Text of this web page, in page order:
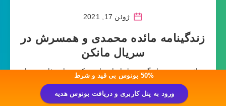
ژوئن 17, 2021
زندگینامه مائده محمدی و همسرش در
سریال مانکن
مائده محمدی بازیگر و مدل ایرانی است که بسیار جذاب و زیبا
بوده و به عنوان زیباترین مدلینگ ایرانی داخل کشور در حال
فعالیت می باشد.
50% بونوس بی قید و شرط
ورود به پنل کاربری و دریافت بونوس هدیه